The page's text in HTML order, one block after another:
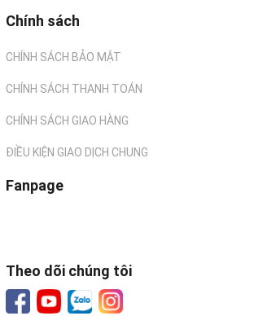
Chính sách
CHÍNH SÁCH BẢO MẬT
CHÍNH SÁCH THANH TOÁN
CHÍNH SÁCH GIAO HÀNG
ĐIỀU KIỆN GIAO DỊCH CHUNG
Fanpage
Theo dõi chúng tôi